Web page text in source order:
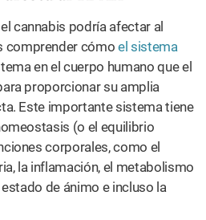
cannabis podría afectar al
comprender cómoel sistema
en el cuerpo humano que el
proporcionar su amplia
Este importante sistema tiene
(o el equilibrio
corporales, como el
la inflamación, el metabolismo
de ánimo e incluso la